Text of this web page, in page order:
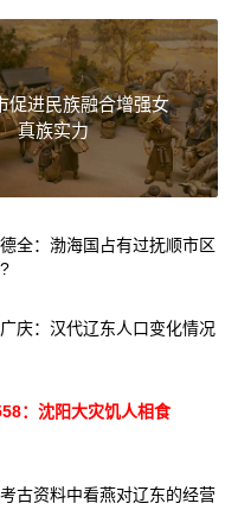
促进民族融合增强女
真族实力
全：渤海国占有过抚顺市区
庆：汉代辽东人口变化情况
：沈阳大灾饥人相食
古资料中看燕对辽东的经营